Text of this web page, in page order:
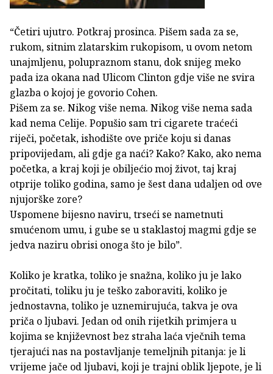
“Četiri ujutro. Potkraj prosinca. Pišem sada za se,
rukom, sitnim zlatarskim rukopisom, u ovom netom
unajmljenu, polupraznom stanu, dok snijeg meko
pada iza okana nad Ulicom Clinton gdje više ne svira
glazba o kojoj je govorio Cohen.
Pišem za se. Nikog više nema. Nikog više nema sada
kad nema Celije. Popušio sam tri cigarete traćeći
riječi, početak, ishodište ove priče koju si danas
pripovijedam, ali gdje ga naći? Kako? Kako, ako nema
početka, a kraj koji je obiljećio moj život, taj kraj
otprije toliko godina, samo je šest dana udaljen od ove
njujorške zore?
Uspomene bijesno naviru, trseći se nametnuti
smućenom umu, i gube se u staklastoj magmi gdje se
jedva naziru obrisi onoga što je bilo”.
Koliko je kratka, toliko je snažna, koliko ju je lako
pročitati, toliku ju je teško zaboraviti, koliko je
jednostavna, toliko je uznemirujuća, takva je ova
priča o ljubavi. Jedan od onih rijetkih primjera u
kojima se književnost bez straha laća vječnih tema
tjerajući nas na postavljanje temeljnih pitanja: je li
vrijeme jače od ljubavi, koji je trajni oblik ljepote, je li